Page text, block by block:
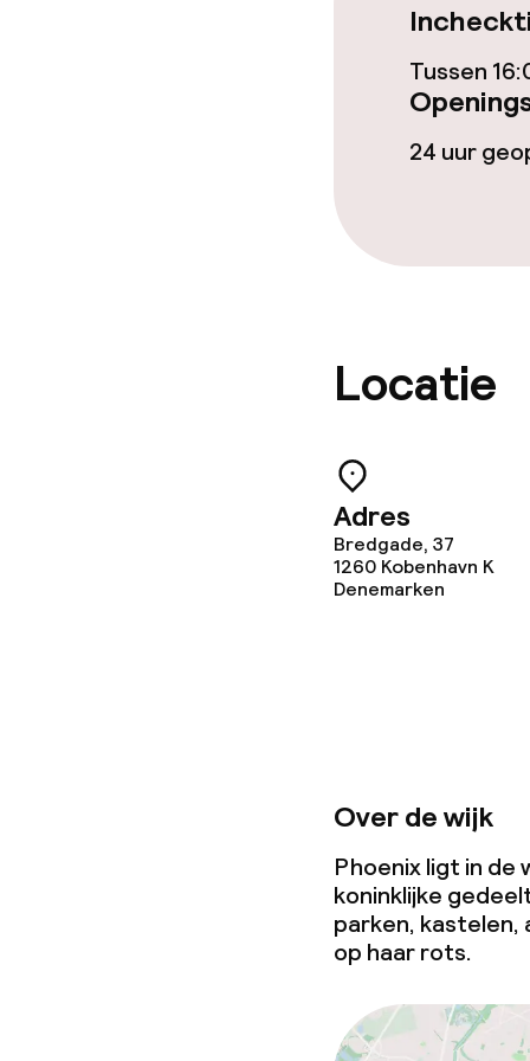
Beleid
Borg bij
Tussen
24 uur
Locatie
Adres
Bredgade, 37
1260 Kobenhavn K
Denemarken
Over de wijk
Phoenix ligt in de
koninklijke
parken, kastelen,
op haar rots.